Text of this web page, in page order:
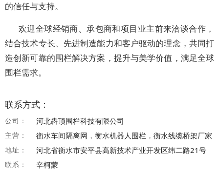
的信任与支持。
欢迎全球经销商、承包商和项目业主前来洽谈合作，
结合技术专长、先进制造能力和客户驱动的理念，共同打
造创新可靠的围栏解决方案，提升与美学价值，满足全球
围栏需求。
联系方式：
公司： 河北犇顶围栏科技有限公司
主营： 衡水车间隔离网，衡水机器人围栏，衡水线缆桥架厂家
地址： 河北省衡水市安平县高新技术产业开发区纬二路21号
联系： 辛柯蒙